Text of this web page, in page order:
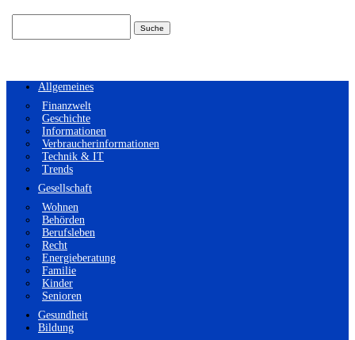
Allgemeines
Finanzwelt
Geschichte
Informationen
Verbraucherinformationen
Technik & IT
Trends
Gesellschaft
Wohnen
Behörden
Berufsleben
Recht
Energieberatung
Familie
Kinder
Senioren
Gesundheit
Bildung